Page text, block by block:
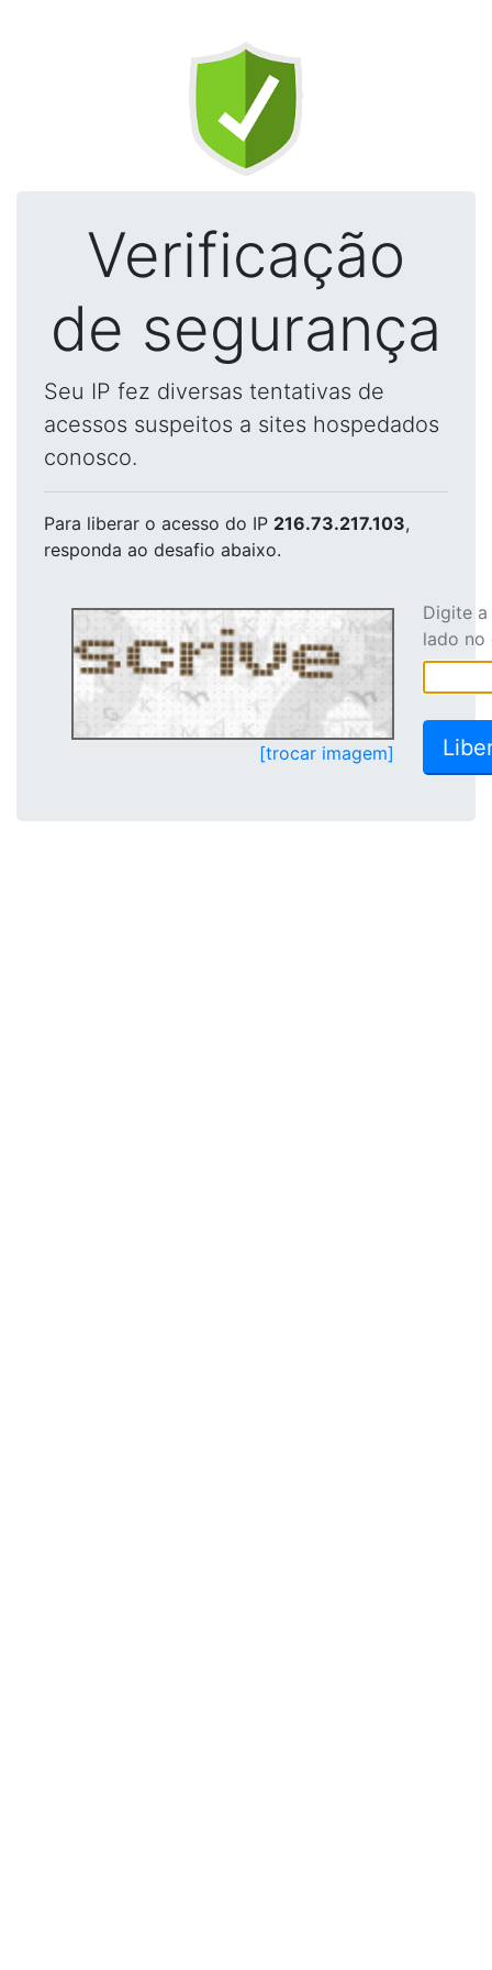
Verificação
de segurança
Seu IP fez diversas tentativas de
acessos suspeitos a sites hospedados
conosco.
Para liberar o acesso do IP 216.73.217.103,
responda ao desafio abaixo.
[trocar imagem]
Digite
lado no